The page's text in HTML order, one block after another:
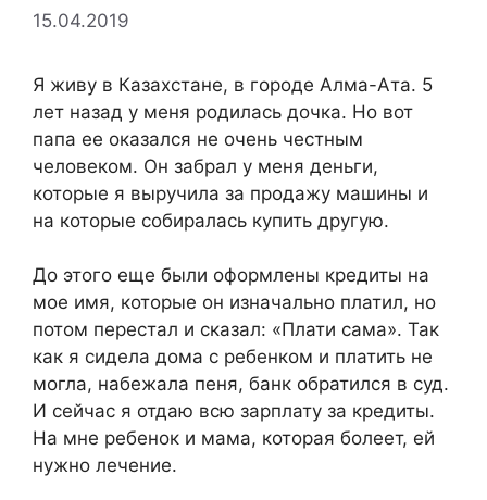
15.04.2019
Я живу в Казахстане, в городе Алма-Ата. 5
лет назад у меня родилась дочка. Но вот
папа ее оказался не очень честным
человеком. Он забрал у меня деньги,
которые я выручила за продажу машины и
на которые собиралась купить другую.
До этого еще были оформлены кредиты на
мое имя, которые он изначально платил, но
потом перестал и сказал: «Плати сама». Так
как я сидела дома с ребенком и платить не
могла, набежала пеня, банк обратился в суд.
И сейчас я отдаю всю зарплату за кредиты.
На мне ребенок и мама, которая болеет, ей
нужно лечение.